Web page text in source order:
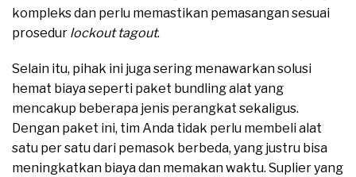
kompleks dan perlu memastikan pemasangan sesuai
prosedur lockout tagout.
Selain itu, pihak ini juga sering menawarkan solusi
hemat biaya seperti paket bundling alat yang
mencakup beberapa jenis perangkat sekaligus.
Dengan paket ini, tim Anda tidak perlu membeli alat
satu per satu dari pemasok berbeda, yang justru bisa
meningkatkan biaya dan memakan waktu. Suplier yang